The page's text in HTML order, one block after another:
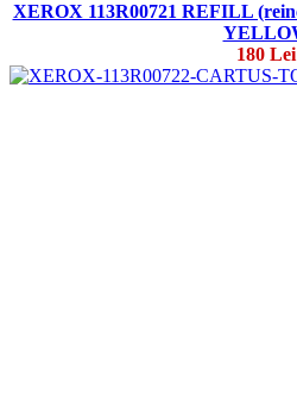
XEROX 113R00721 REFILL
180 Lei